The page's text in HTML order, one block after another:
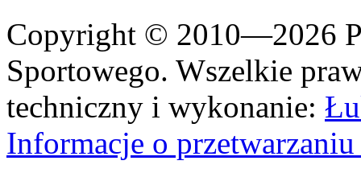
Copyright © 2010—2026
Sportowego. Wszelkie
techniczny i wykonanie:
Informacje o